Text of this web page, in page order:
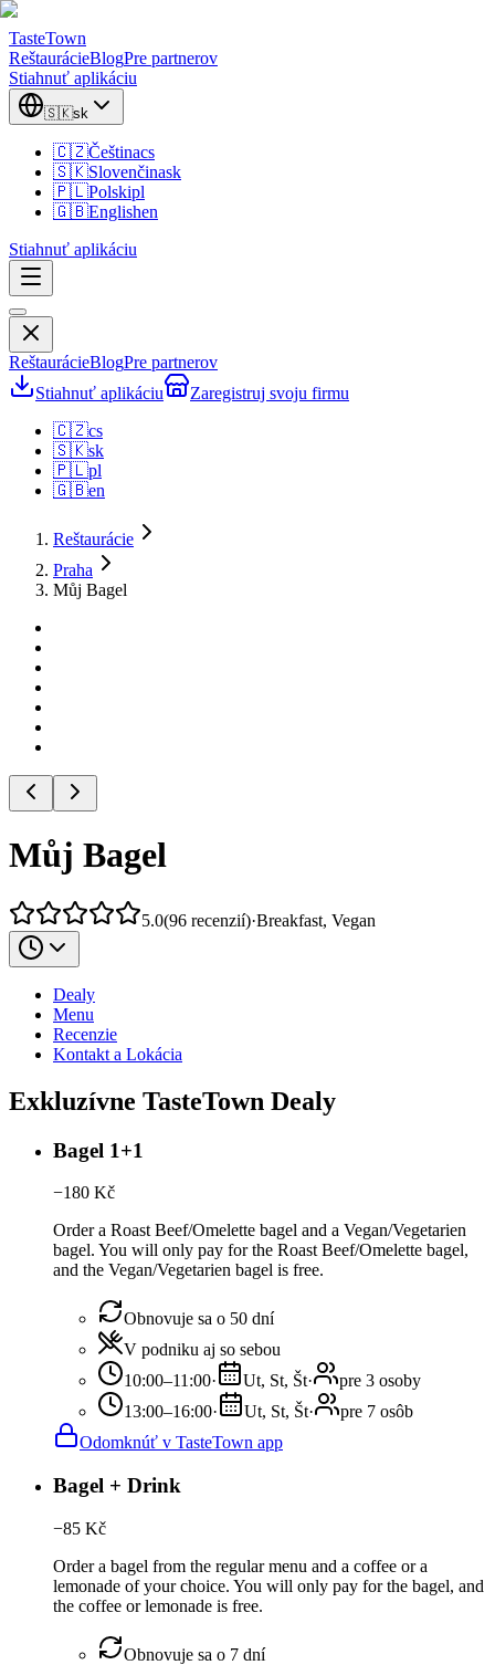
TasteTown
ReštaurácieBlogPre partnerov
Stiahnuť aplikáciu
🇸🇰sk
🇨🇿Češtinacs
🇸🇰Slovenčinask
🇵🇱Polskipl
🇬🇧Englishen
Stiahnuť aplikáciu
ReštaurácieBlogPre partnerov
Stiahnuť aplikáciu
Zaregistruj svoju firmu
🇨🇿cs
🇸🇰sk
🇵🇱pl
🇬🇧en
Reštaurácie
Praha
Můj Bagel
Můj Bagel
5.0(96 recenzií)·Breakfast, Vegan
Dealy
Menu
Recenzie
Kontakt a Lokácia
Exkluzívne TasteTown Dealy
Bagel 1+1
−180 Kč
Order a Roast Beef/Omelette bagel and a Vegan/Vegetarien
bagel. You will only pay for the Roast Beef/Omelette bagel,
and the Vegan/Vegetarien bagel is free.
Obnovuje sa o 50 dní
V podniku aj so sebou
10:00–11:00· Ut, St, Št·
pre 3 osoby
13:00–16:00· Ut, St, Št·
pre 7 osôb
Odomknúť v TasteTown app
Bagel + Drink
−85 Kč
Order a bagel from the regular menu and a coffee or a
lemonade of your choice. You will only pay for the bagel, and
the coffee or lemonade is free.
Obnovuje sa o 7 dní